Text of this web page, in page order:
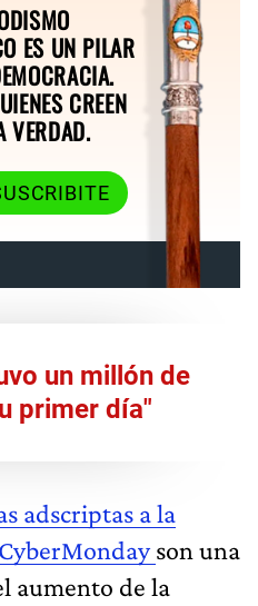
ES UN PILAR
CREEN
VERDAD.
un millón de
primer día"
adscriptas a la
son una
aumento de la